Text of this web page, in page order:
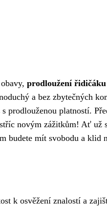
prodloužení řidičáku
a bez zbytečných
prodlouženou platností.
novým zážitkům! Ať už
budete mít svobodu a klid
k osvěžení znalostí a